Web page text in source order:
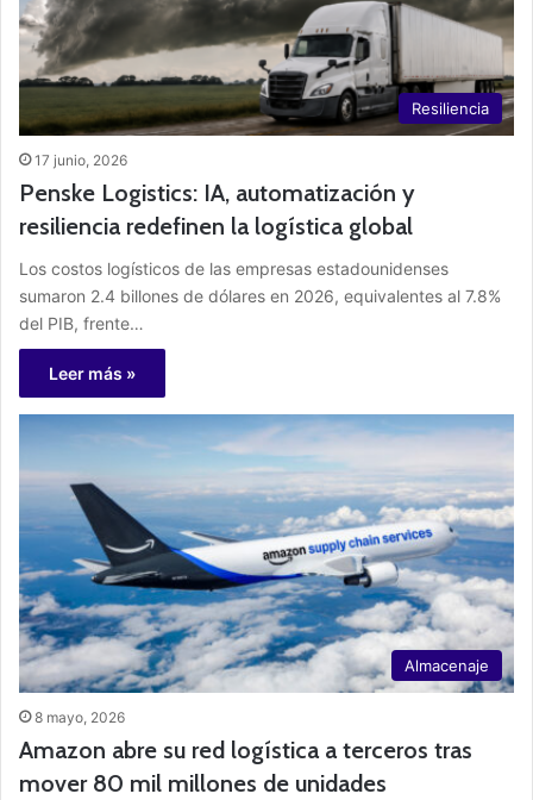
Resiliencia
17 junio, 2026
Penske Logistics: IA, automatización y
resiliencia redefinen la logística global
Los costos logísticos de las empresas estadounidenses
sumaron 2.4 billones de dólares en 2026, equivalentes al 7.8%
del PIB, frente…
Leer más »
Almacenaje
8 mayo, 2026
Amazon abre su red logística a terceros tras
mover 80 mil millones de unidades